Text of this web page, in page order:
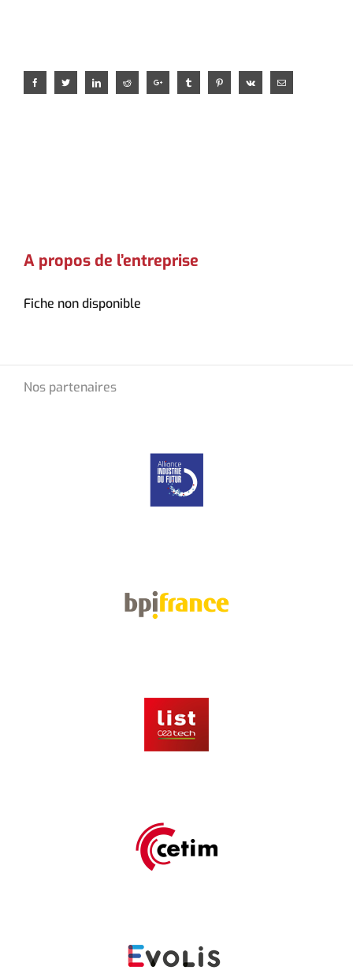
FacebookTwitter LinkedInReddit Google+ Tumblr PinterestVk Email
A propos de l’entreprise
Fiche non disponible
Nos partenaires